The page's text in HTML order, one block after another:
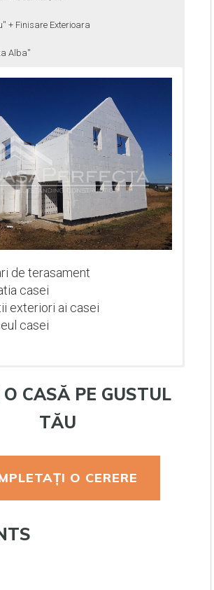
+ Finisare Exterioara
Alba''
de terasament
casei
exteriori ai casei
casei
terasament
terasament
terasament
casei
O CASĂ PE GUSTUL
TĂU
O CERERE